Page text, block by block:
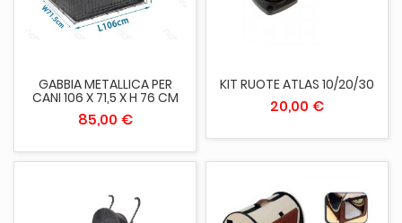
GABBIA METALLICA PER
CANI 106 X 71,5 X H 76 CM
85,00 €
KIT RUOTE ATLAS 10/20/30
20,00 €